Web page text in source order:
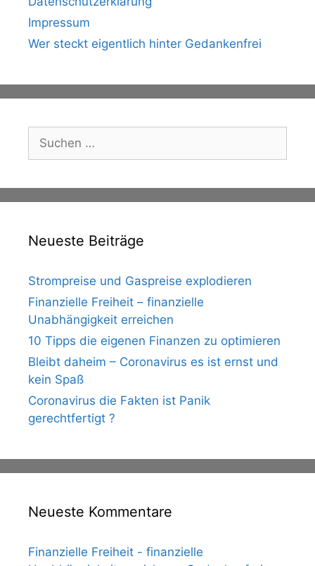
Impressum
Wer steckt eigentlich hinter Gedankenfrei
Suche
nach:
Neueste Beiträge
Strompreise und Gaspreise explodieren
Finanzielle Freiheit – finanzielle
Unabhängigkeit erreichen
10 Tipps die eigenen Finanzen zu optimieren
Bleibt daheim – Coronavirus es ist ernst und
kein Spaß
Coronavirus die Fakten ist Panik
gerechtfertigt ?
Neueste Kommentare
Finanzielle Freiheit - finanzielle